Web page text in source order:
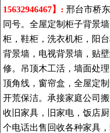
15632946467】: 邢台市桥
同号。全屋定制柜子背景
柜，鞋柜，洗衣机柜，阳
背景墙，电视背景墙，贴
修。吊顶木工活，墙面处
顶角线，窗帘盒，全屋定
开荒保洁。承接家庭公司
收旧家具，旧家电，饭店
个电话出售回收各种家具